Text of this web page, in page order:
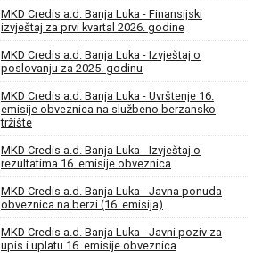
MKD Credis a.d. Banja Luka - Finansijski
izvještaj za prvi kvartal 2026. godine
MKD Credis a.d. Banja Luka - Izvještaj o
poslovanju za 2025. godinu
MKD Credis a.d. Banja Luka - Uvrštenje 16.
emisije obveznica na službeno berzansko
tržište
MKD Credis a.d. Banja Luka - Izvještaj o
rezultatima 16. emisije obveznica
MKD Credis a.d. Banja Luka - Javna ponuda
obveznica na berzi (16. emisija)
MKD Credis a.d. Banja Luka - Javni poziv za
upis i uplatu 16. emisije obveznica